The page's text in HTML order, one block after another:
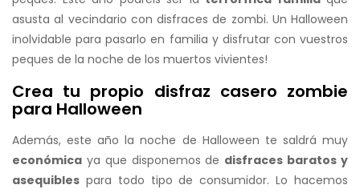
asusta al vecindario con disfraces de zombi. Un Halloween
inolvidable para pasarlo en familia y disfrutar con vuestros
peques de la noche de los muertos vivientes!
Crea tu propio disfraz casero zombie
para Halloween
Además, este año la noche de Halloween te saldrá muy
económica ya que disponemos de disfraces baratos y
asequibles para todo tipo de consumidor. Lo hacemos